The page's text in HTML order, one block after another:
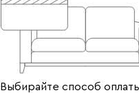
Выбирайте способ